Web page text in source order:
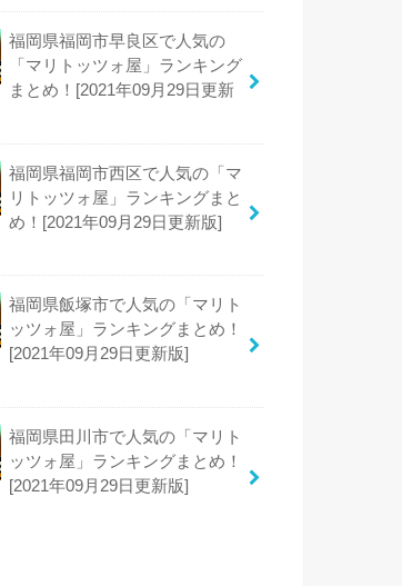
福岡県福岡市早良区で人気の
「マリトッツォ屋」ランキング
まとめ！[2021年09月29日更新
福岡県福岡市西区で人気の「マ
リトッツォ屋」ランキングまと
め！[2021年09月29日更新版]
福岡県飯塚市で人気の「マリト
ッツォ屋」ランキングまとめ！
[2021年09月29日更新版]
福岡県田川市で人気の「マリト
ッツォ屋」ランキングまとめ！
[2021年09月29日更新版]